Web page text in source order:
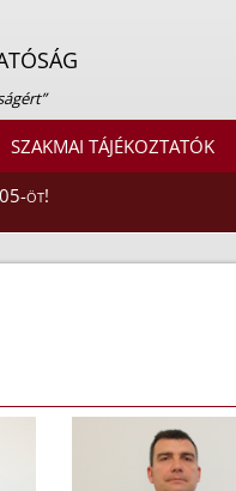
SZAKMAI TÁJÉKOZTATÓK
öt!